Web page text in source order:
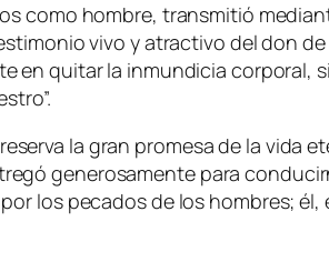
como hombre, transmitió
vivo y atractivo del don
en quitar la inmundicia corporal,
”.
la gran promesa de la vida
generosamente para
los pecados de los hombres;